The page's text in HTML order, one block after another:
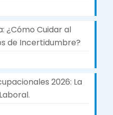
¿Cómo Cuidar al
de Incertidumbre?
2026: La